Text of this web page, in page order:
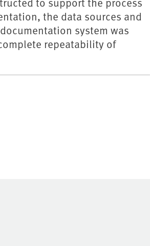
the data sources and
system was
repeatability of